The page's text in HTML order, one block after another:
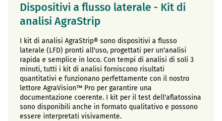
Dispositivi a flusso laterale - Kit di
analisi AgraStrip
I kit di analisi AgraStrip® sono dispositivi a flusso
laterale (LFD) pronti all'uso, progettati per un'analisi
rapida e semplice in loco. Con tempi di analisi di soli 3
minuti, tutti i kit di analisi forniscono risultati
quantitativi e funzionano perfettamente con il nostro
lettore AgraVision™ Pro per garantire una
documentazione coerente. I kit per il test dell'aflatossina
sono disponibili anche in formato qualitativo e possono
essere interpretati visivamente.